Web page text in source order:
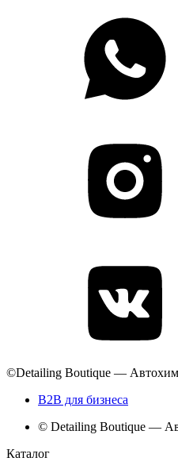
©Detailing Boutique —
B2B для бизнеса
© Detailing Boutique —
Каталог